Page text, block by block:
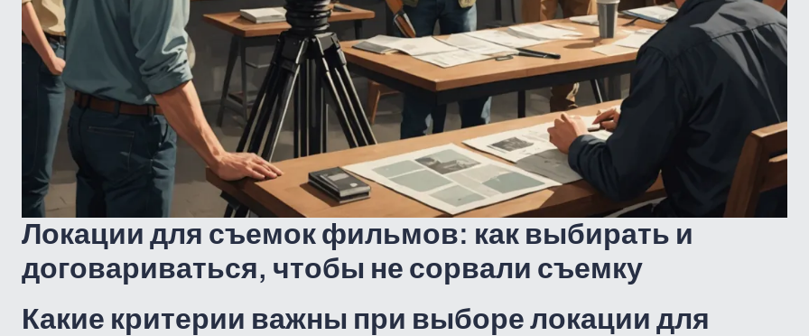
Локации для съемок фильмов: как выбирать и
договариваться, чтобы не сорвали съемку
Какие критерии важны при выборе локации для